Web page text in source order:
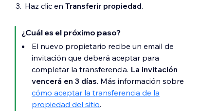
Haz clic en Transferir propiedad.
¿Cuál es el próximo paso?
El nuevo propietario recibe un email de
invitación que deberá aceptar para
completar la transferencia. La invitación
vencerá en 3 días. Más información sobre
cómo aceptar la transferencia de la
propiedad del sitio.